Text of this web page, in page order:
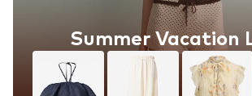
Summer Vacation